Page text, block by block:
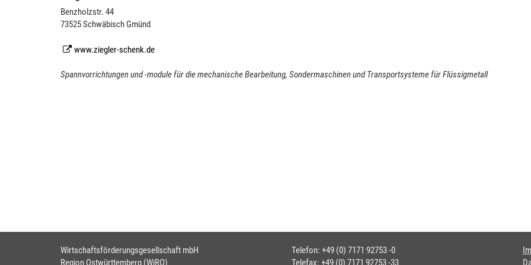
Benzholzstr. 44
73525 Schwäbisch Gmünd
www.ziegler-schenk.de
Spannvorrichtungen und -module für die mechanische Bearbeitung, Sondermaschinen und Transportsysteme für Flüssigmetall
Wirtschaftsförderungsgesellschaft mbH
Region Ostwürttemberg (WiRO)
Telefon: +49 (0) 7171 92753 -0
Telefax: +49 (0) 7171 92753 -33